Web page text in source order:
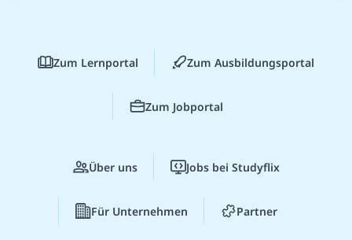
Zum Lernportal Zum Ausbildungsportal
Zum Jobportal
Über uns Jobs bei Studyflix
Für Unternehmen Partner